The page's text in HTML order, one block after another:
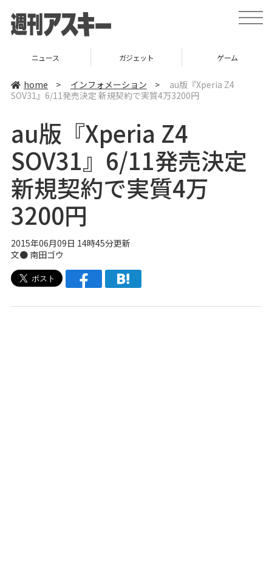
t
o
ニュース ガジェット ゲーム
home > インフォメーション >
au版『Xperia Z4
SOV31』6/11発売決定 新規契約で実質4万3200円
au版『Xperia Z4
SOV31』6/11発売決定
新規契約で実質4万
3200円
2015年06月09日 14時45分更新
文● 南田ゴウ